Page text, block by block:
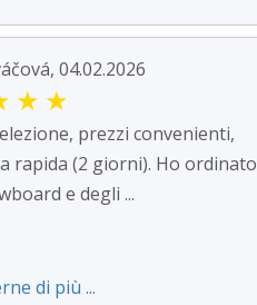
04.02.2026
★ ★
prezzi convenienti,
rapida (2 giorni). Ho ordinato
e degli ...
di più ...